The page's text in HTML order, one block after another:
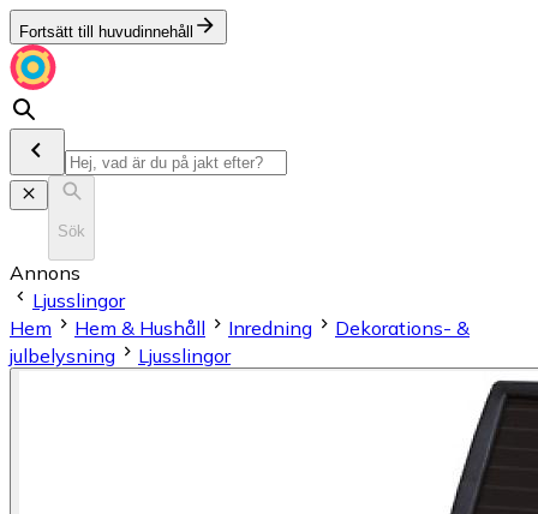
Fortsätt till huvudinnehåll
Sök
Annons
Ljusslingor
Hem
Hem & Hushåll Inredning
Dekorations- &
julbelysning
Ljusslingor